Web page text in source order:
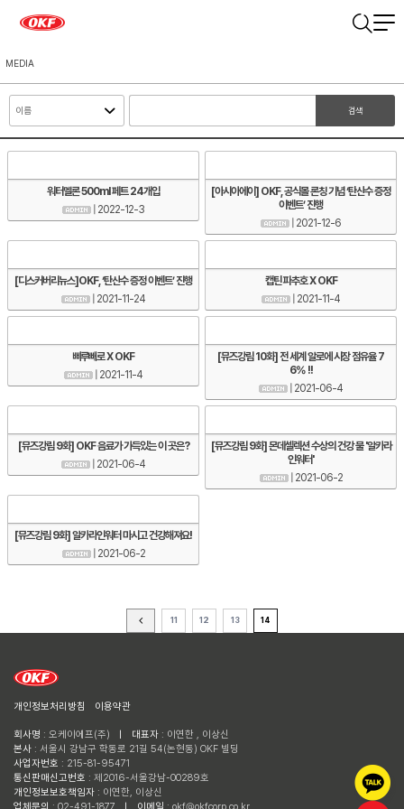
MEDIA
검색
워터멜론 500ml 페트 24개입
| 2022-12-3
[아시아에이] OKF, 공식몰 론칭 기념 ‘탄산수 증정
이벤트’ 진행
| 2021-12-6
[디스커버리뉴스]OKF, ‘탄산수 증정 이벤트’ 진행
| 2021-11-24
캡틴 파추호 X OKF
| 2021-11-4
삐루빼로 X OKF
| 2021-11-4
[뮤즈강림 10화] 전 세계 알로에 시장 점유율 7
6% !!
| 2021-06-4
[뮤즈강림 9화] OKF 음료가 가득있는 이 곳은?
| 2021-06-4
[뮤즈강림 9화] 몬데셀렉션 수상의 건강 물 '알카라
인워터'
| 2021-06-2
[뮤즈강림 9화] 알카라인워터 마시고 건강해져요!
| 2021-06-2
11 12 13 14
개인정보처리방침 이용약관
회사명 : 오케이에프(주) ㅣ 대표자 : 이연한 , 이상신
본사 : 서울시 강남구 학동로 21길 54(논현동) OKF 빌딩
사업자번호 : 215-81-95471
통신판매신고번호 : 제2016-서울강남-00289호
개인정보보호책임자 : 이연한, 이상신
업체문의 : 02-491-1877 ㅣ 이메일 : okf@okfcorp.co.kr